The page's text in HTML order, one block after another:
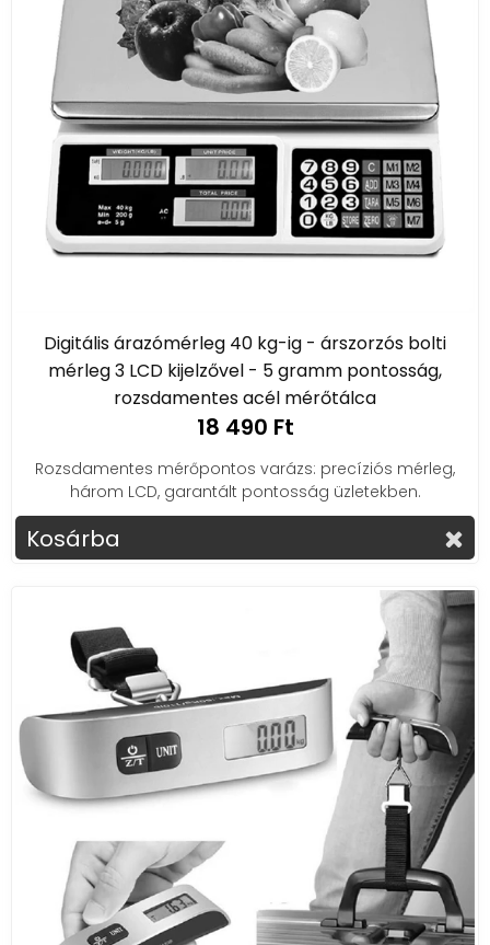
Digitális árazómérleg 40 kg-ig - árszorzós bolti
mérleg 3 LCD kijelzővel - 5 gramm pontosság,
rozsdamentes acél mérőtálca
18 490 Ft
Rozsdamentes mérőpontos varázs: precíziós mérleg,
három LCD, garantált pontosság üzletekben.
Kosárba